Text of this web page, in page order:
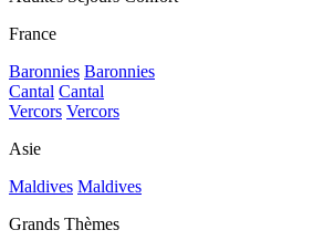
France
Baronnies Baronnies
Cantal Cantal
Vercors Vercors
Asie
Maldives Maldives
Grands Thèmes